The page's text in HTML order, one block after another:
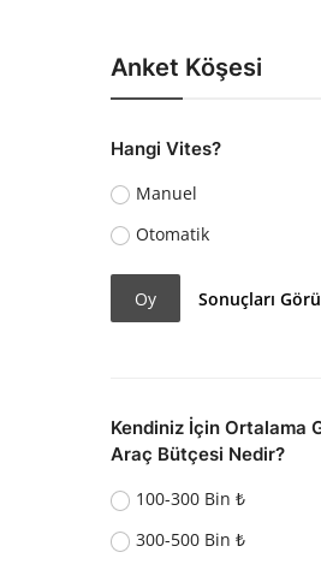
Anket Köşesi
Hangi Vites?
Manuel
Otomatik
Oy Sonuçları
Kendiniz İçin Ortalama
Araç Bütçesi Nedir?
100-300 Bin ₺
300-500 Bin ₺